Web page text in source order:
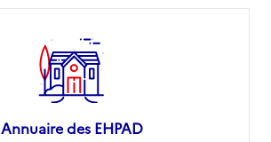
Annuaire des EHPAD